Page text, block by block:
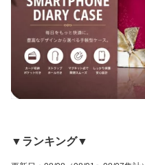
▼ランキング▼